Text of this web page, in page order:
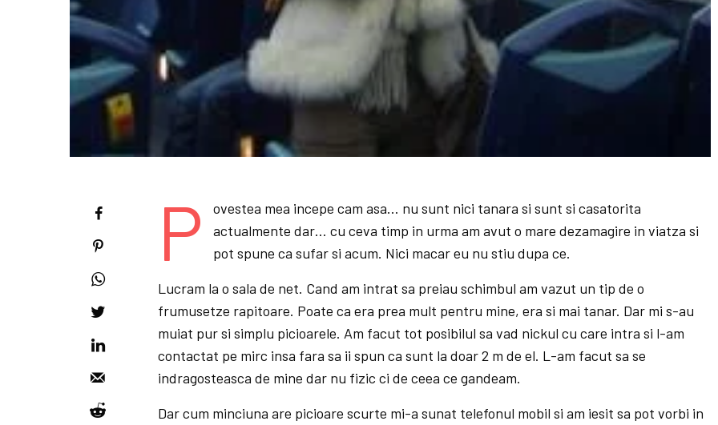
P
ovestea mea incepe cam asa… nu sunt nici tanara si sunt si casatorita
actualmente dar… cu ceva timp in urma am avut o mare dezamagire in viatza si
pot spune ca sufar si acum. Nici macar eu nu stiu dupa ce.
Lucram la o sala de net. Cand am intrat sa preiau schimbul am vazut un tip de o
frumusetze rapitoare. Poate ca era prea mult pentru mine, era si mai tanar. Dar mi s-au
muiat pur si simplu picioarele. Am facut tot posibilul sa vad nickul cu care intra si l-am
contactat pe mirc insa fara sa ii spun ca sunt la doar 2 m de el. L-am facut sa se
indragosteasca de mine dar nu fizic ci de ceea ce gandeam.
Dar cum minciuna are picioare scurte mi-a sunat telefonul mobil si am iesit sa pot vorbi in